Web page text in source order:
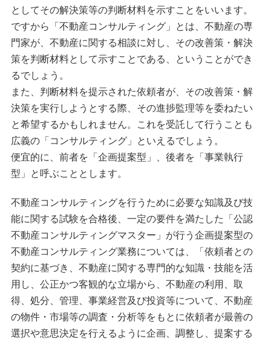
としてその解決策等の判断材料を示すことをいいます。
ですから「不動産コンサルティング」とは、不動産の専
門家が、不動産に関する相談に対し、その改善策・解決
策を判断材料として示すことである、ということができ
るでしょう。
また、判断材料を提示された依頼者が、その改善策・解
決策を実行しようとする際、その進捗監理等を委ねたい
と希望するかもしれません。これを受託して行うことも
広義の「コンサルティング」といえるでしょう。
便宜的に、前者を「企画提案型」、後者を「事業執行
型」と呼ぶこととします。
不動産コンサルティングを行うために必要な知識及び技
能に関する試験を合格後、一定の要件を満たした「公認
不動産コンサルティングマスター」が行う企画提案型の
不動産コンサルティング業務については、「依頼者との
契約に基づき、不動産に関する専門的な知識・技能を活
用し、公正かつ客観的な立場から、不動産の利用、取
得、処分、管理、事業経営及び投資等について、不動産
の物件・市場等の調査・分析等をもとに依頼者が最善の
選択や意思決定を行えるように企画、調整し、提案する